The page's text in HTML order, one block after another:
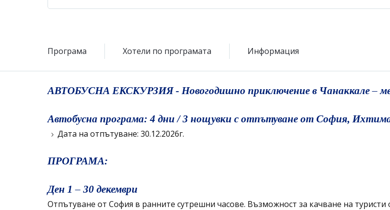
Програма Хотели по програмата Информация
АВТОБУСНА ЕКСКУРЗИЯ - Новогодишно приключение в Чанаккале –
Автобусна програма: 4 дни / 3 нощувки с отпътуване от София,
Дата на отпътуване: 30.12.2026г.
ПРОГРАМА:
Ден 1 – 30 декември
Отпътуване от София в ранните сутрешни часове. Възможност за качване на